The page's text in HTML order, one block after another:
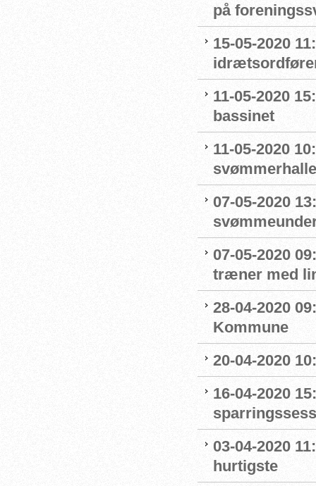
på
15-05-2020
11-05-2020
bassinet
11-05-2020
07-05-2020
07-05-2020
træner med
28-04-2020
Kommune
20-04-2020
16-04-2020
03-04-2020
hurtigste